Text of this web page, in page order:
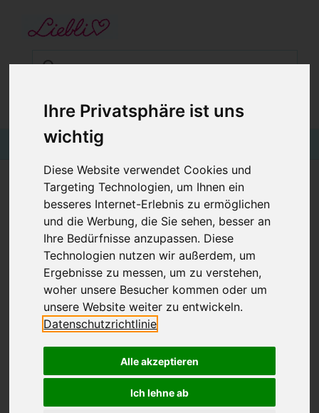
Ihre Privatsphäre ist uns
wichtig
Diese Website verwendet Cookies und
Targeting Technologien, um Ihnen ein
besseres Internet-Erlebnis zu ermöglichen
und die Werbung, die Sie sehen, besser an
Ihre Bedürfnisse anzupassen. Diese
Technologien nutzen wir außerdem, um
Ergebnisse zu messen, um zu verstehen,
woher unsere Besucher kommen oder um
unsere Website weiter zu entwickeln.
Datenschutzrichtlinie
Alle akzeptieren
Ich lehne ab
€0,00
STARTSEITE
BABYKLEIDUNG
KINDERMODE
BLOG
KINDERMÜTZE, WINTERMÜTZE MIT
FLEECE, FÜCHSE AUF DUNKELBLAU